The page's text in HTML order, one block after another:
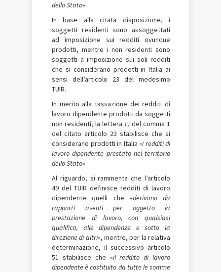
dello Stato».
In base alla citata disposizione, i
soggetti residenti sono assoggettati
ad imposizione sui redditi ovunque
prodotti, mentre i non residenti sono
soggetti a imposizione sui soli redditi
che si considerano prodotti in Italia ai
sensi dell’articolo 23 del medesimo
TUIR.
In merito alla tassazione dei redditi di
lavoro dipendente prodotti da soggetti
non residenti, la lettera c) del comma 1
del citato articolo 23 stabilisce che si
considerano prodotti in Italia «i redditi di
lavoro dipendente prestato nel territorio
dello Stato».
Al riguardo, si rammenta che l’articolo
49 del TUIR definisce redditi di lavoro
dipendente quelli che «derivano da
rapporti aventi per oggetto la
prestazione di lavoro, con qualsiasi
qualifica, alle dipendenze e sotto la
direzione di altri», mentre, per la relativa
determinazione, il successivo articolo
51 stabilisce che «il reddito di lavoro
dipendente è costituito da tutte le somme